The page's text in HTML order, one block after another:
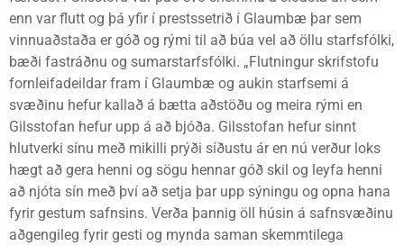
enn var flutt og þá yfir í prestssetrið í Glaumbæ þar sem
vinnuaðstaða er góð og rými til að búa vel að öllu starfsfólki,
bæði fastráðnu og sumarstarfsfólki. „Flutningur skrifstofu
fornleifadeildar fram í Glaumbæ og aukin starfsemi á
svæðinu hefur kallað á bætta aðstöðu og meira rými en
Gilsstofan hefur upp á að bjóða. Gilsstofan hefur sinnt
hlutverki sínu með mikilli prýði síðustu ár en nú verður loks
hægt að gera henni og sögu hennar góð skil og leyfa henni
að njóta sín með því að setja þar upp sýningu og opna hana
fyrir gestum safnsins. Verða þannig öll húsin á safnsvæðinu
aðgengileg fyrir gesti og mynda saman skemmtilega